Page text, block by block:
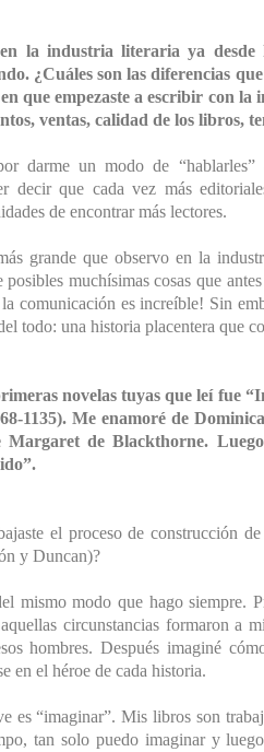
en la industria literaria ya
¿Cuáles son las diferencias
que empezaste a escribir con
ventas, calidad de los libros,
darme un modo de
decir que cada vez más
de encontrar más lectores.
grande que observo en la
muchísimas cosas que
la comunicación es increíble! Sin
todo: una historia placentera que
novelas tuyas que leí fue
1135). Me enamoré de
Margaret de Blackthorne.
el proceso de construcción
y Duncan)?
mismo modo que hago siempre.
circunstancias formaron a
hombres. Después imaginé
en el héroe de cada historia.
es “imaginar”. Mis libros son
tan solo puedo imaginar y